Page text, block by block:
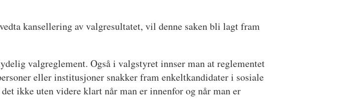
kansellering av valgresultatet, vil denne saken bli lagt fram
valgreglement. Også i valgstyret innser man at reglementet
eller institusjoner snakker fram enkeltkandidater i sosiale
ikke uten videre klart når man er innenfor og når man er